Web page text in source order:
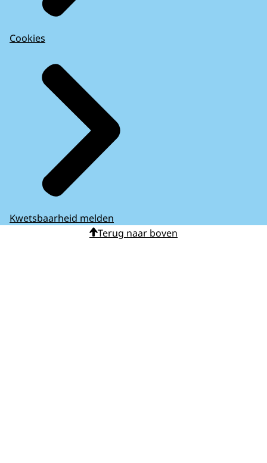
Cookies
Kwetsbaarheid melden
Terug naar boven